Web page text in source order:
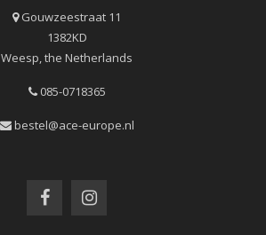
Gouwzeestraat 11
1382KD
Weesp, the Netherlands
085-0718365
bestel@ace-europe.nl